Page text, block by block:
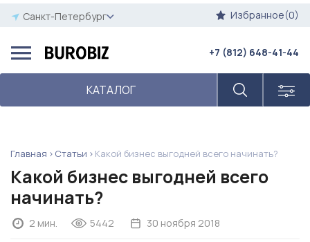
Санкт-Петербург Избранное(0)
КАТАЛОГ
+7 (812) 648-41-44
Главная Статьи Какой бизнес выгодней всего начинать?
Какой бизнес выгодней всего
начинать?
2 мин. 5442 30 ноября 2018